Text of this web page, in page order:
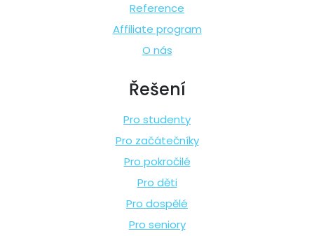
Reference
Affiliate program
O nás
Řešení
Pro studenty
Pro začátečníky
Pro pokročilé
Pro děti
Pro dospělé
Pro seniory